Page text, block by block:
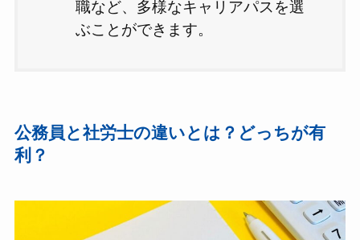
職など、多様なキャリアパスを選
ぶことができます。
公務員と社労士の違いとは？どっちが有
利？